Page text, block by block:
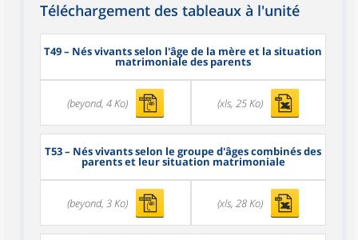
Téléchargement des tableaux à l'unité
T49– Nés vivants selon l'âge de la mère et la situation
matrimoniale des parents
(beyond, 4 Ko) (xls, 25 Ko)
T53– Nés vivants selon le groupe d'âges combinés des
parents et leur situation matrimoniale
(beyond, 3 Ko) (xls, 28 Ko)